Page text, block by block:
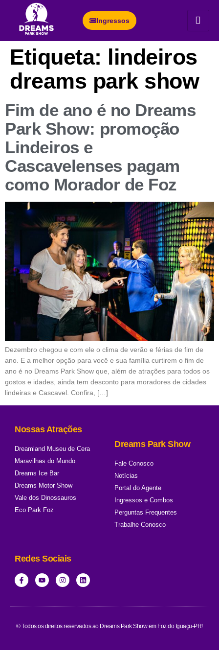
Ingressos
Etiqueta: lindeiros
dreams park show
Fim de ano é no Dreams
Park Show: promoção
Lindeiros e
Cascavelenses pagam
como Morador de Foz
Dezembro chegou e com ele o clima de verão e férias de fim de
ano. E a melhor opção para você e sua família curtirem o fim de
ano é no Dreams Park Show que, além de atrações para todos os
gostos e idades, ainda tem desconto para moradores de cidades
lindeiras e Cascavel. Confira, […]
Nossas Atrações
Dreamland Museu de Cera
Maravilhas do Mundo
Dreams Ice Bar
Dreams Motor Show
Vale dos Dinossauros
Eco Park Foz
Dreams Park Show
Fale Conosco
Notícias
Portal do Agente
Ingressos e Combos
Perguntas Frequentes
Trabalhe Conosco
Redes Sociais
© Todos os direitos reservados ao Dreams Park Show em Foz do Iguaçu-PR!